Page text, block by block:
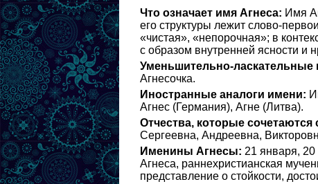
Что означает имя Агнеса: Имя
его структуры лежит слово-
«чистая», «непорочная»; в
с образом внутренней ясности и
Уменьшительно-ласкательные
Агнесочка.
Иностранные аналоги имени:
Агнес (Германия), Агне (Литва).
Отчества, которые
Сергеевна, Андреевна,
Именины Агнесы: 21 января, 20
Агнеса, раннехристианская
представление о стойкости,